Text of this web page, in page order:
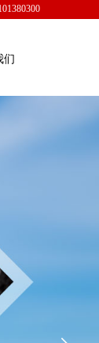
们